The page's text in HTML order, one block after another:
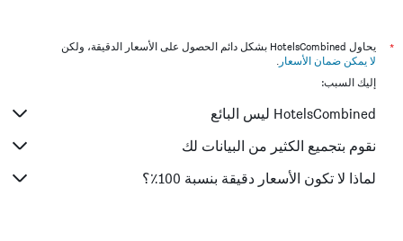
*
يحاول HotelsCombined بشكل دائم الحصول على الأسعار الدقيقة، ولكن
لا يمكن ضمان الأسعار .
إليك السبب:
HotelsCombined ليس البائع
نقوم بتجميع الكثير من البيانات لك
لماذا لا تكون الأسعار دقيقة بنسبة 100٪؟